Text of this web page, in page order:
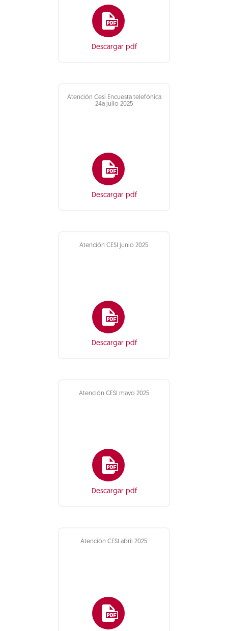
Descargar pdf
Atención Cesi Encuesta telefónica
24a julio 2025
Descargar pdf
Atención CESI junio 2025
Descargar pdf
Atención CESI mayo 2025
Descargar pdf
Atención CESI abril 2025